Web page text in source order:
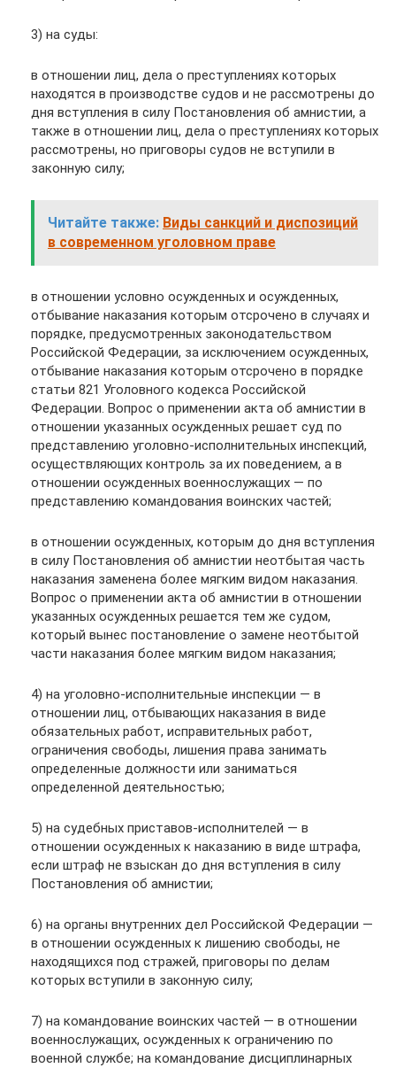
3) на суды:
в отношении лиц, дела о преступлениях которых
находятся в производстве судов и не рассмотрены до
дня вступления в силу Постановления об амнистии, а
также в отношении лиц, дела о преступлениях которых
рассмотрены, но приговоры судов не вступили в
законную силу;
Читайте также: Виды санкций и диспозиций
в современном уголовном праве
в отношении условно осужденных и осужденных,
отбывание наказания которым отсрочено в случаях и
порядке, предусмотренных законодательством
Российской Федерации, за исключением осужденных,
отбывание наказания которым отсрочено в порядке
статьи 821 Уголовного кодекса Российской
Федерации. Вопрос о применении акта об амнистии в
отношении указанных осужденных решает суд по
представлению уголовно-исполнительных инспекций,
осуществляющих контроль за их поведением, а в
отношении осужденных военнослужащих — по
представлению командования воинских частей;
в отношении осужденных, которым до дня вступления
в силу Постановления об амнистии неотбытая часть
наказания заменена более мягким видом наказания.
Вопрос о применении акта об амнистии в отношении
указанных осужденных решается тем же судом,
который вынес постановление о замене неотбытой
части наказания более мягким видом наказания;
4) на уголовно-исполнительные инспекции — в
отношении лиц, отбывающих наказания в виде
обязательных работ, исправительных работ,
ограничения свободы, лишения права занимать
определенные должности или заниматься
определенной деятельностью;
5) на судебных приставов-исполнителей — в
отношении осужденных к наказанию в виде штрафа,
если штраф не взыскан до дня вступления в силу
Постановления об амнистии;
6) на органы внутренних дел Российской Федерации —
в отношении осужденных к лишению свободы, не
находящихся под стражей, приговоры по делам
которых вступили в законную силу;
7) на командование воинских частей — в отношении
военнослужащих, осужденных к ограничению по
военной службе; на командование дисциплинарных